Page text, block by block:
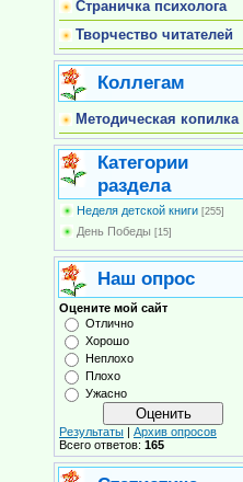
Страничка психолога
Творчество читателей
Коллегам
Методическая копилка
Категории
раздела
Неделя детской книги [255]
День Победы [15]
Наш опрос
Оцените мой сайт
Отлично
Хорошо
Неплохо
Плохо
Ужасно
Результаты | Архив опросов
Всего ответов: 165